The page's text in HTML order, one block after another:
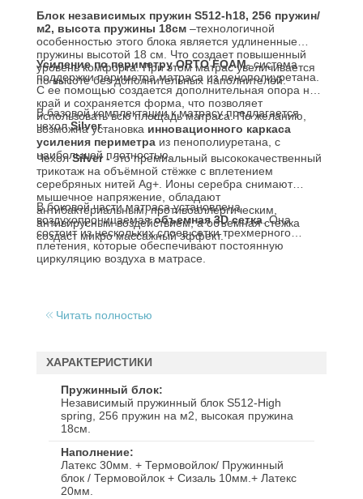
Блок независимых пружин S512-h18, 256 пружин/
м2, высота пружины 18см –технологичной
особенностью этого блока является удлиненные
пружины высотой 18 см. Что создает повышенный
уровень комфорта. При этом матрас увеличивается
по высоте без дополнительных наполнителей.
Усиление по периметру ORTO FOAM- система
поддержки периметра матраса из пенополиуретана.
С ее помощью создается дополнительная опора на
край и сохраняется форма, что позволяет
использовать всю площадь матраса. По желанию,
возможна установка инновационного каркаса
усиления периметра
наибольшей плотностью.
В базовой комплектации к матрасу предлагается
чехолSilver.
ЧехолSilver -это премиальный высококачественный
трикотаж на объёмной стёжке с вплетением
серебряных нитей Ag+. Ионы серебра снимают
мышечное напряжение, обладают
антибактериальным, противоаллергическим,
антивирусным воздействием, а объемная стежка
создаст микро массажный эффект.
В боковой части матраса установлена
воздухопроницаемаяобъемная 3D сетка . Она
состоит из нескольких слоев сетки трехмерного
плетения, которые обеспечивают постоянную
циркуляцию воздуха в матрасе.
Читать полностью
ХАРАКТЕРИСТИКИ
Пружинный блок
Независимый пружинный блок S512-High
spring, 256 пружин на м2, высокая пружина
18см.
Наполнение
Латекс 30мм. + Термовойлок/ Пружинный
блок / Термовойлок + Сизаль 10мм.+ Латекс
20мм.